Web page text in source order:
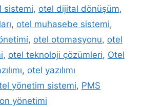
sistemi, otel dijital dönüşüm,
, otel muhasebe sistemi,
, otel otomasyonu, otel
, otel teknoloji çözümleri, Otel
, otel yazılımı
yönetim sistemi, PMS
yönetimi